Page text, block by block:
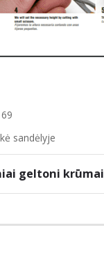
sandėlyje
geltoni krūmai